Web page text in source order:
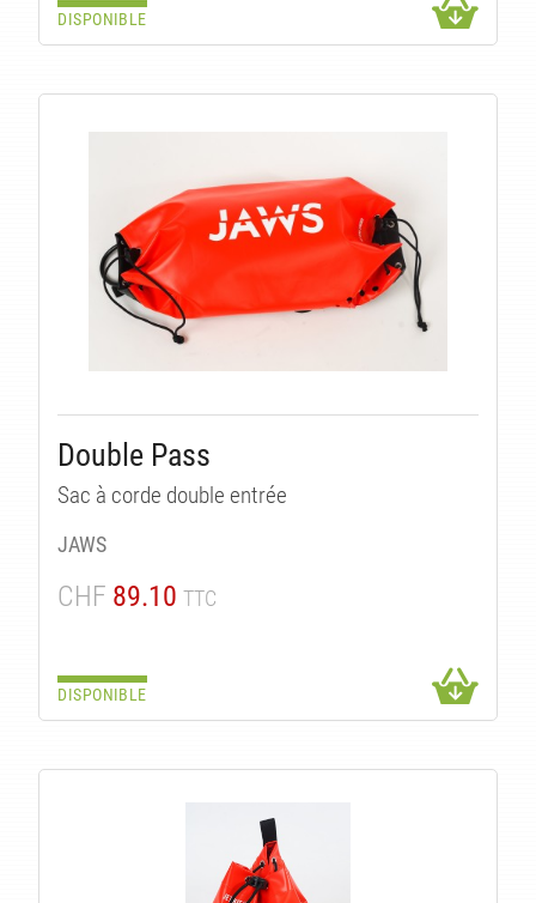
DISPONIBLE
Double Pass
Sac à corde double entrée
JAWS
CHF 89.10 TTC
DISPONIBLE